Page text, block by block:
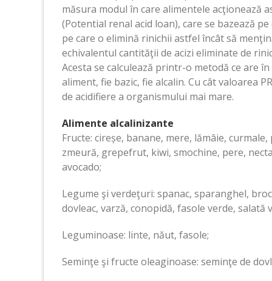
măsura modul în care alimentele acţionează
(Potential renal acid loan), care se bazează
pe care o elimină rinichii astfel încât să
echivalentul cantităţii de acizi eliminate de
Acesta se calculează printr-o metodă ce are
aliment, fie bazic, fie alcalin. Cu cât valoarea
de acidifiere a organismului mai mare.
Alimente alcalinizante
Fructe: cireșe, banane, mere, lămâie,
zmeură, grepefrut, kiwi, smochine, pere,
avocado;
Legume şi verdeţuri: spanac, sparanghel,
dovleac, varză, conopidă, fasole verde,
Leguminoase: linte, năut, fasole;
Seminţe şi fructe oleaginoase: seminţe de